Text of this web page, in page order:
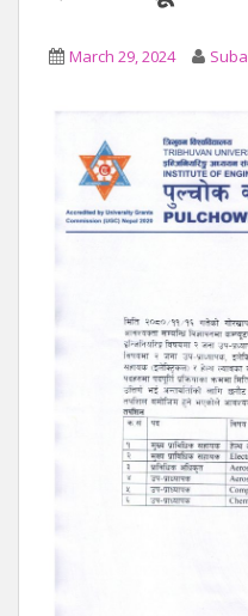
March 29, 2024